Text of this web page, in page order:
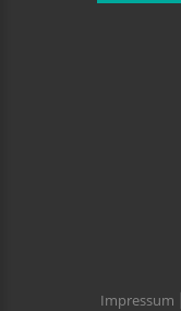
Impressum